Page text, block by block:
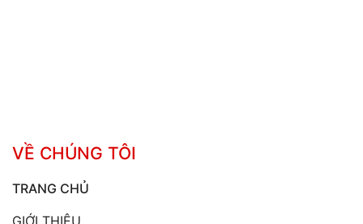
VỀ CHÚNG TÔI
TRANG CHỦ
GIỚI THIỆU